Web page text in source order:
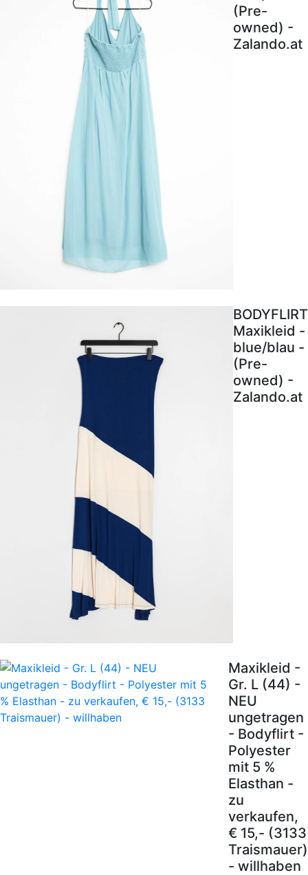
(Pre-
owned) -
Zalando.at
BODYFLIRT
Maxikleid -
blue/blau -
(Pre-
owned) -
Zalando.at
Maxikleid -
Gr. L (44) -
NEU
ungetragen
- Bodyflirt -
Polyester
mit 5 %
Elasthan -
zu
verkaufen,
€ 15,- (3133
Traismauer)
- willhaben